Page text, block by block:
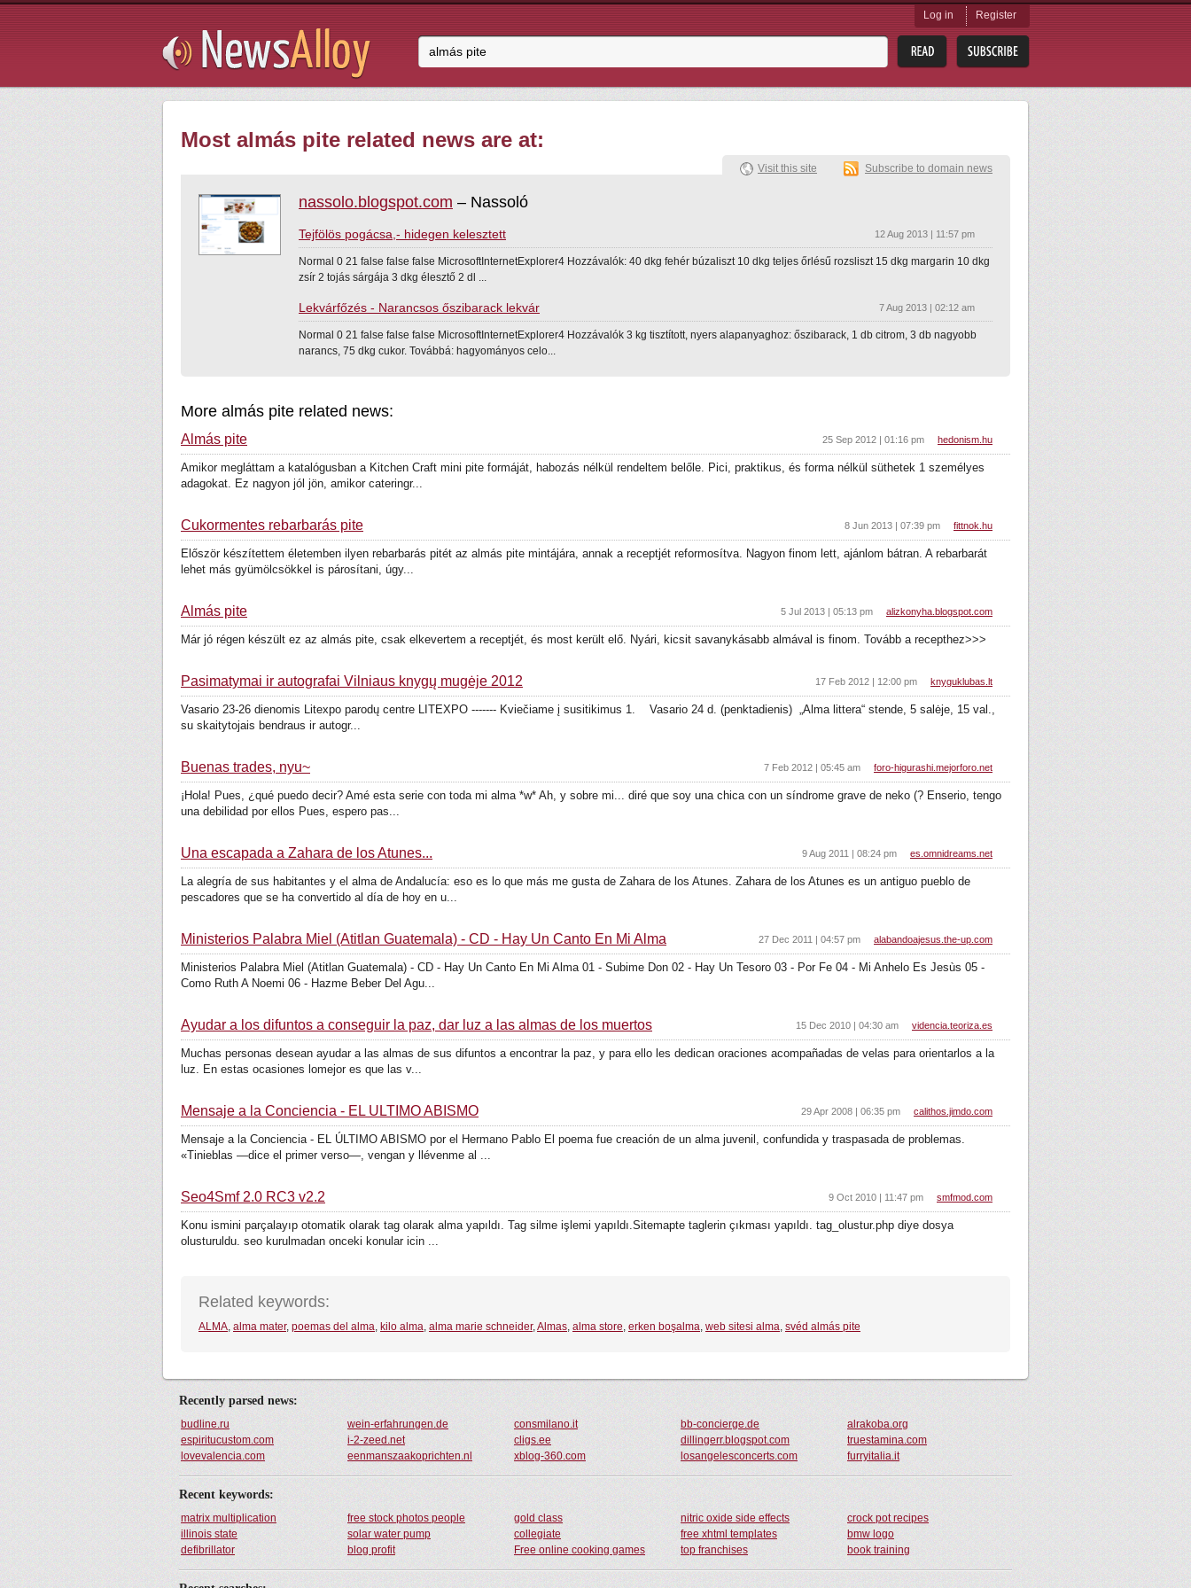
Log in Register
Most almás pite related news are at:
nassolo.blogspot.com – Nassoló
Tejfölös pogácsa,- hidegen kelesztett 12 Aug 2013 | 11:57 pm
Normal 0 21 false false false MicrosoftInternetExplorer4 Hozzávalók: 40 dkg fehér búzaliszt 10 dkg teljes őrlésű rozsliszt 15 dkg margarin 10 dkg
zsír 2 tojás sárgája 3 dkg élesztő 2 dl ...
Lekvárfőzés - Narancsos őszibarack lekvár 7 Aug 2013 | 02:12 am
Normal 0 21 false false false MicrosoftInternetExplorer4 Hozzávalók 3 kg tisztított, nyers alapanyaghoz: őszibarack, 1 db citrom, 3 db nagyobb
narancs, 75 dkg cukor. Továbbá: hagyományos celo...
Visit this site Subscribe to domain news
More almás pite related news:
Almás pite hedonism.hu
25 Sep 2012 | 01:16 pm
Amikor megláttam a katalógusban a Kitchen Craft mini pite formáját, habozás nélkül rendeltem belőle. Pici, praktikus, és forma nélkül süthetek 1 személyes
adagokat. Ez nagyon jól jön, amikor cateringr...
Cukormentes rebarbarás pite fittnok.hu
8 Jun 2013 | 07:39 pm
Először készítettem életemben ilyen rebarbarás pitét az almás pite mintájára, annak a receptjét reformosítva. Nagyon finom lett, ajánlom bátran. A rebarbarát
lehet más gyümölcsökkel is párosítani, úgy...
Almás pite alizkonyha.blogspot.com
5 Jul 2013 | 05:13 pm
Már jó régen készült ez az almás pite, csak elkevertem a receptjét, és most került elő. Nyári, kicsit savanykásabb almával is finom. Tovább a recepthez>>>
Pasimatymai ir autografai Vilniaus knygų mugėje 2012 knyguklubas.lt
17 Feb 2012 | 12:00 pm
Vasario 23-26 dienomis Litexpo parodų centre LITEXPO ------- Kviečiame į susitikimus 1. Vasario 24 d. (penktadienis) „Alma littera“ stende, 5 salėje, 15 val.,
su skaitytojais bendraus ir autogr...
Buenas trades, nyu~ foro-higurashi.mejorforo.net
7 Feb 2012 | 05:45 am
¡Hola! Pues, ¿qué puedo decir? Amé esta serie con toda mi alma *w* Ah, y sobre mi... diré que soy una chica con un síndrome grave de neko (? Enserio, tengo
una debilidad por ellos Pues, espero pas...
Una escapada a Zahara de los Atunes... es.omnidreams.net
9 Aug 2011 | 08:24 pm
La alegría de sus habitantes y el alma de Andalucía: eso es lo que más me gusta de Zahara de los Atunes. Zahara de los Atunes es un antiguo pueblo de
pescadores que se ha convertido al día de hoy en u...
Ministerios Palabra Miel (Atitlan Guatemala) - CD - Hay Un Canto En Mi Alma alabandoajesus.the-up.com
27 Dec 2011 | 04:57 pm
Ministerios Palabra Miel (Atitlan Guatemala) - CD - Hay Un Canto En Mi Alma 01 - Subime Don 02 - Hay Un Tesoro 03 - Por Fe 04 - Mi Anhelo Es Jesùs 05 -
Como Ruth A Noemi 06 - Hazme Beber Del Agu...
Ayudar a los difuntos a conseguir la paz, dar luz a las almas de los muertos videncia.teoriza.es
15 Dec 2010 | 04:30 am
Muchas personas desean ayudar a las almas de sus difuntos a encontrar la paz, y para ello les dedican oraciones acompañadas de velas para orientarlos a la
luz. En estas ocasiones lomejor es que las v...
Mensaje a la Conciencia - EL ÚLTIMO ABISMO calithos.jimdo.com
29 Apr 2008 | 06:35 pm
Mensaje a la Conciencia - EL ÚLTIMO ABISMO por el Hermano Pablo El poema fue creación de un alma juvenil, confundida y traspasada de problemas.
«Tinieblas —dice el primer verso—, vengan y llévenme al ...
Seo4Smf 2.0 RC3 v2.2 smfmod.com
9 Oct 2010 | 11:47 pm
Konu ismini parçalayıp otomatik olarak tag olarak alma yapıldı. Tag silme işlemi yapıldı.Sitemapte taglerin çıkması yapıldı. tag_olustur.php diye dosya
olusturuldu. seo kurulmadan onceki konular icin ...
Related keywords:
ALMA, alma mater, poemas del alma, kilo alma, alma marie schneider,Almas, alma store, erken boşalma, web sitesi alma, svéd almás pite
Recently parsed news:
budline.ru wein-erfahrungen.de consmilano.it bb-concierge.de
alrakoba.org
espiritucustom.com
i-2-zeed.net cligs.ee dillingerr.blogspot.com
truestamina.com
lovevalencia.com
eenmanszaakoprichten.nl xblog-360.com losangelesconcerts.com furryitalia.it
Recent keywords:
matrix multiplication free stock photos people gold class nitric oxide side effects
crock pot recipes
illinois state
solar water pump collegiate free xhtml templates
bmw logo
defibrillator
blog profit Free online cooking games top franchises book training